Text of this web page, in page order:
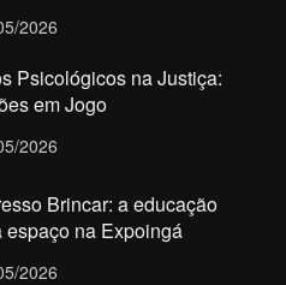
2026
Psicológicos na Justiça:
em Jogo
2026
Brincar: a educação
espaço na Expoingá
2026